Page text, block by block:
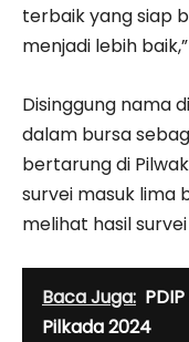
terbaik yang siap
menjadi lebih
Disinggung nama
dalam bursa
bertarung di
survei masuk lima
melihat hasil survei
Baca Juga:
Pilkada 2024